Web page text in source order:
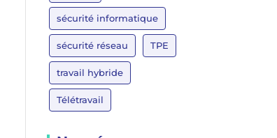
sécurité informatique
sécurité réseau TPE
travail hybride
Télétravail